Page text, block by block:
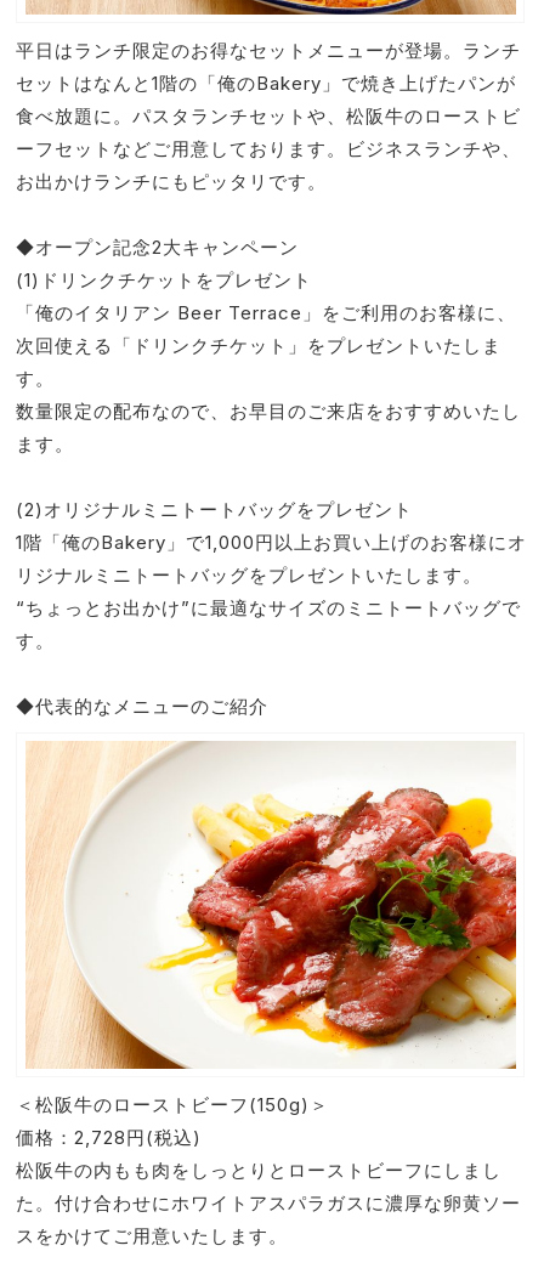
平日はランチ限定のお得なセットメニューが登場。ランチ
セットはなんと1階の「俺のBakery」で焼き上げたパンが
食べ放題に。パスタランチセットや、松阪牛のローストビ
ーフセットなどご用意しております。ビジネスランチや、
お出かけランチにもピッタリです。
◆オープン記念2大キャンペーン
(1)ドリンクチケットをプレゼント
「俺のイタリアン Beer Terrace」をご利用のお客様に、
次回使える「ドリンクチケット」をプレゼントいたしま
す。
数量限定の配布なので、お早目のご来店をおすすめいたし
ます。
(2)オリジナルミニトートバッグをプレゼント
1階「俺のBakery」で1,000円以上お買い上げのお客様にオ
リジナルミニトートバッグをプレゼントいたします。
“ちょっとお出かけ”に最適なサイズのミニトートバッグで
す。
◆代表的なメニューのご紹介
＜松阪牛のローストビーフ(150g)＞
価格：2,728円(税込)
松阪牛の内もも肉をしっとりとローストビーフにしまし
た。付け合わせにホワイトアスパラガスに濃厚な卵黄ソー
スをかけてご用意いたします。